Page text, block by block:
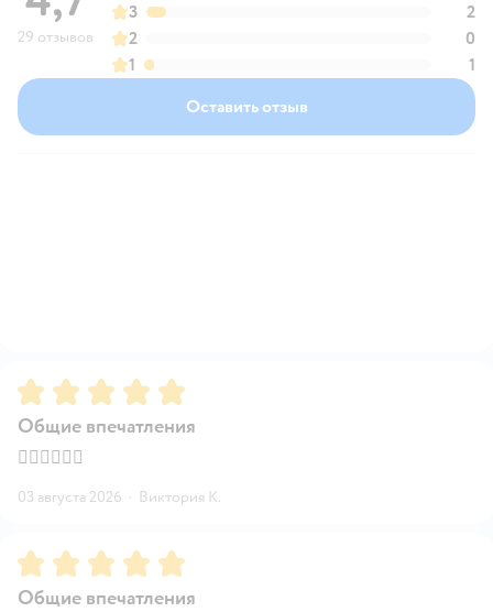
29 отзывов
3
2
2
0
1
1
Оставить отзыв
Рейтинг:5
Общие впечатления
👍🏻👍🏻👍🏻
03 августа 2026 · Виктория К.
Рейтинг:5
Общие впечатления